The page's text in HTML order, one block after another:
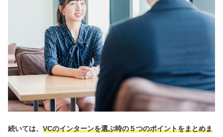
続いては、 VCのインターンを選ぶ時の５つのポイントをまとめま